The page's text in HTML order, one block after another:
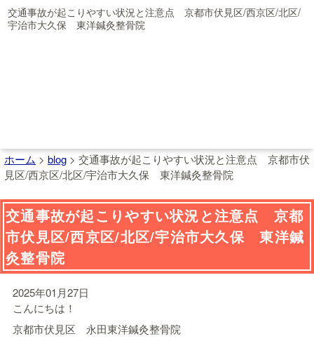
交通事故が起こりやすい状況と注意点 京都市伏見区/西京区/北区/
宇治市大久保 東洋鍼灸整骨院
ホーム > blog > 交通事故が起こりやすい状況と注意点 京都市伏
見区/西京区/北区/宇治市大久保 東洋鍼灸整骨院
交通事故が起こりやすい状況と注意点 京都
市伏見区/西京区/北区/宇治市大久保 東洋鍼
灸整骨院
2025年01月27日
こんにちは！
京都市伏見区 永田東洋鍼灸整骨院